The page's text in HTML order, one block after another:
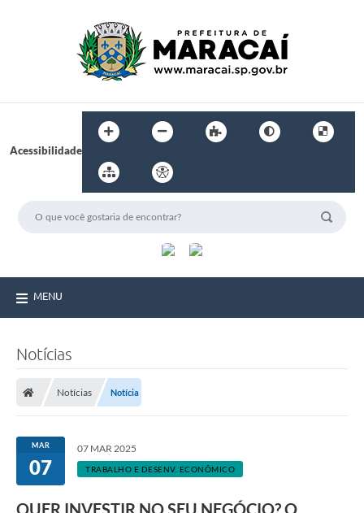
Acessibilidade
MENU
Notícias
Notícias Notícia
MAR
07
07 MAR 2025
TRABALHO E DESENV. ECONÔMICO
QUER INVESTIR NO SEU NEGÓCIO? O